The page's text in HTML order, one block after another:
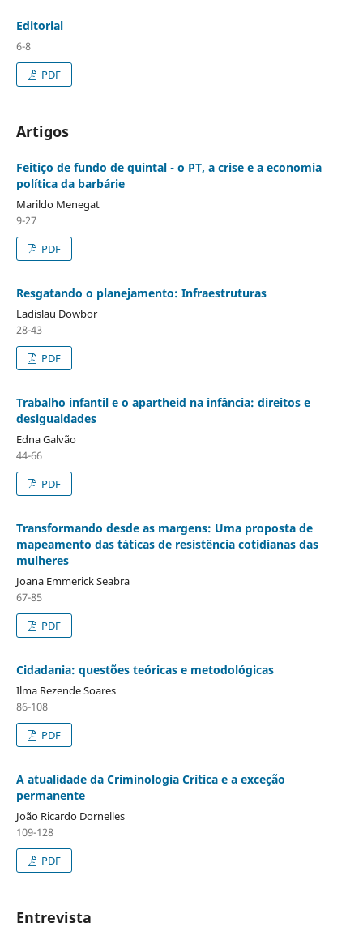
Editorial
6-8
PDF
Artigos
Feitiço de fundo de quintal - o PT, a crise e a economia
política da barbárie
Marildo Menegat
9-27
PDF
Resgatando o planejamento: Infraestruturas
Ladislau Dowbor
28-43
PDF
Trabalho infantil e o apartheid na infância: direitos e
desigualdades
Edna Galvão
44-66
PDF
Transformando desde as margens: Uma proposta de
mapeamento das táticas de resistência cotidianas das
mulheres
Joana Emmerick Seabra
67-85
PDF
Cidadania: questões teóricas e metodológicas
Ilma Rezende Soares
86-108
PDF
A atualidade da Criminologia Crítica e a exceção
permanente
João Ricardo Dornelles
109-128
PDF
Entrevista